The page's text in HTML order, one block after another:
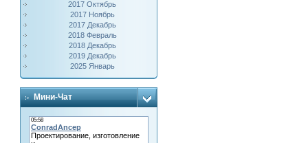
2017 Октябрь
2017 Ноябрь
2017 Декабрь
2018 Февраль
2018 Декабрь
2019 Декабрь
2025 Январь
Мини-Чат